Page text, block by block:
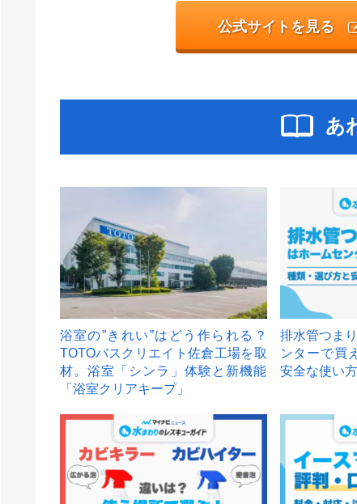
公式サイトを見る
あ
浴室の”きれい”はどう作られる？
TOTOバスクリエイト佐倉工場を取
材。浴室「シンラ」体験と新機能
「浴室クリアキープ」
排水管つま
ンターで買
安全な使い方